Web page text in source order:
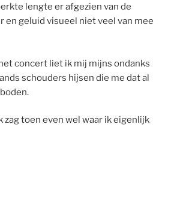
lengte er afgezien van de
en geluid visueel niet veel van mee
concert liet ik mij mijns ondanks
schouders hijsen die me dat al
zag toen even wel waar ik eigenlijk